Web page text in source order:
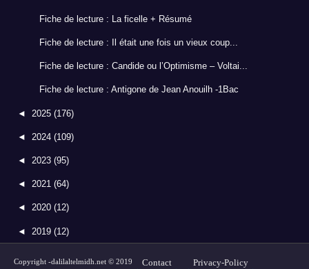
Fiche de lecture : La ficelle + Résumé
Fiche de lecture : Il était une fois un vieux coup...
Fiche de lecture : Candide ou l’Optimisme – Voltai...
Fiche de lecture : Antigone de Jean Anouilh -1Bac
◄ 2025 (176)
◄ 2024 (109)
◄ 2023 (95)
◄ 2021 (64)
◄ 2020 (12)
◄ 2019 (12)
Copyright -dalilaltelmidh.net © 2019 Contact Privacy-Policy